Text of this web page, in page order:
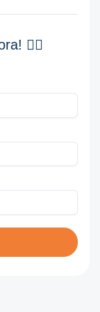
👇🏽